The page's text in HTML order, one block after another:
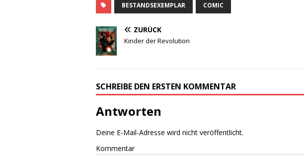
BESTANDSEXEMPLAR COMIC
ZURÜCK
Kinder der Revolution
SCHREIBE DEN ERSTEN KOMMENTAR
Antworten
Deine E-Mail-Adresse wird nicht veröffentlicht.
Kommentar